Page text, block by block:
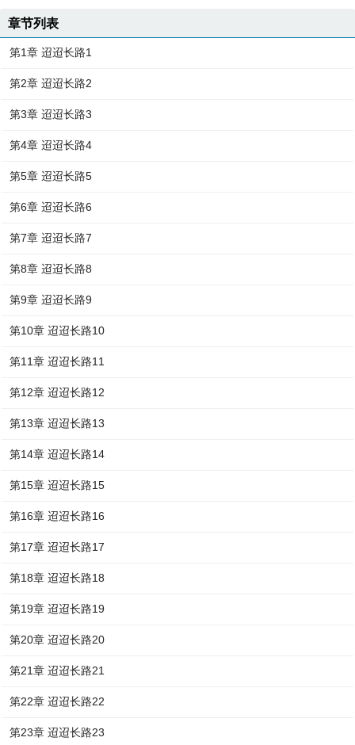
章节列表
第1章 迢迢长路1
第2章 迢迢长路2
第3章 迢迢长路3
第4章 迢迢长路4
第5章 迢迢长路5
第6章 迢迢长路6
第7章 迢迢长路7
第8章 迢迢长路8
第9章 迢迢长路9
第10章 迢迢长路10
第11章 迢迢长路11
第12章 迢迢长路12
第13章 迢迢长路13
第14章 迢迢长路14
第15章 迢迢长路15
第16章 迢迢长路16
第17章 迢迢长路17
第18章 迢迢长路18
第19章 迢迢长路19
第20章 迢迢长路20
第21章 迢迢长路21
第22章 迢迢长路22
第23章 迢迢长路23